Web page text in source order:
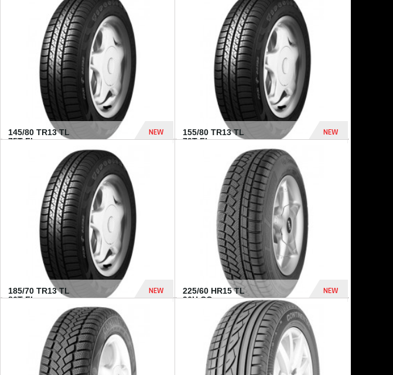
448 Dhs
145/80 TR13 TL
75T FI...
NEW
155/80 TR13 TL
79T FI...
NEW
185/70 TR13 TL
86T FI...
NEW
432 Dhs
225/60 HR15 TL
96H CO...
NEW
1 040 Dhs